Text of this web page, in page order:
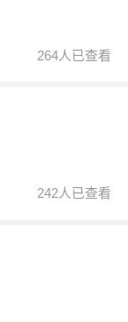
264人已查看
242人已查看